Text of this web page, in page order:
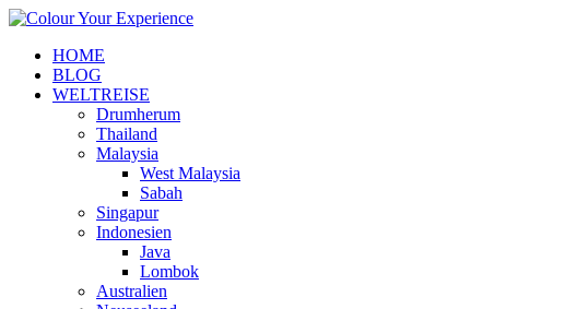
HOME
BLOG
WELTREISE
Drumherum
Thailand
Malaysia
West Malaysia
Sabah
Singapur
Indonesien
Java
Lombok
Australien